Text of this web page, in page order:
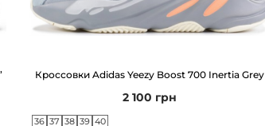
A
d
d
Кроссовки Adidas Yeezy Boost 700 Inertia Grey
2 100 грн
36 37 38 39 40